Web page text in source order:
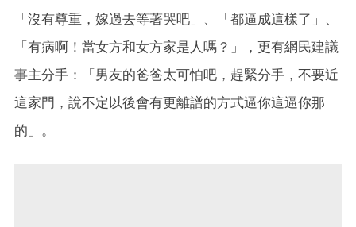
「沒有尊重，嫁過去等著哭吧」、「都逼成這樣了」、
「有病啊！當女方和女方家是人嗎？」，更有網民建議
事主分手：「男友的爸爸太可怕吧，趕緊分手，不要近
這家門，說不定以後會有更離譜的方式逼你這逼你那
的」。